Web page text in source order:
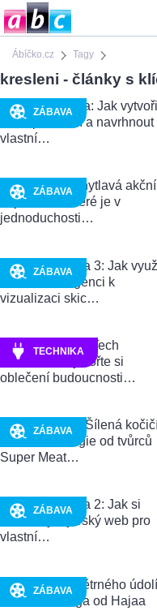
Ábíčko.cz Tagy
kresleni - články s
ZÁBAVA
ZÁBAVA
ZÁBAVA
TECHNIKA
ZÁBAVA
ZÁBAVA
ZÁBAVA